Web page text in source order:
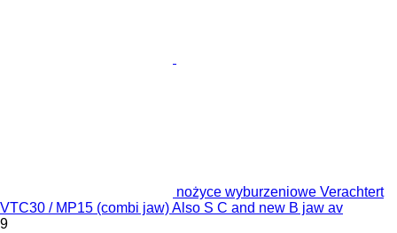
nożyce wyburzeniowe Verachtert
VTC30 / MP15 (combi jaw) Also S C and new B jaw av
9